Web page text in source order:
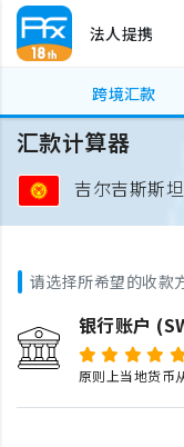
法人提携
跨境汇款
汇款计算器
吉尔吉斯斯坦
请选择所希望的收款
银行账户
原则上当地货币